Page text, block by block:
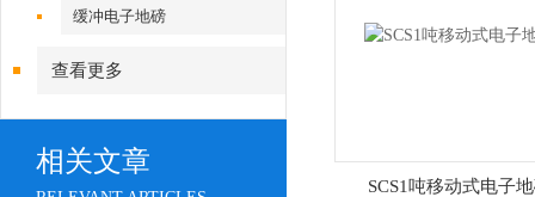
缓冲电子地磅
查看更多
相关文章
SCS1吨移动式电子